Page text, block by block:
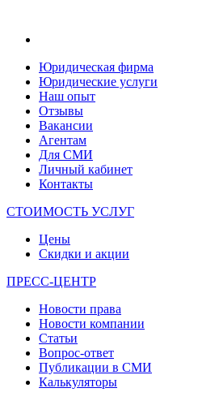
Юридическая фирма
Юридические услуги
Наш опыт
Отзывы
Вакансии
Агентам
Для СМИ
Личный кабинет
Контакты
СТОИМОСТЬ УСЛУГ
Цены
Скидки и акции
ПРЕСС-ЦЕНТР
Новости права
Новости компании
Статьи
Вопрос-ответ
Публикации в СМИ
Калькуляторы